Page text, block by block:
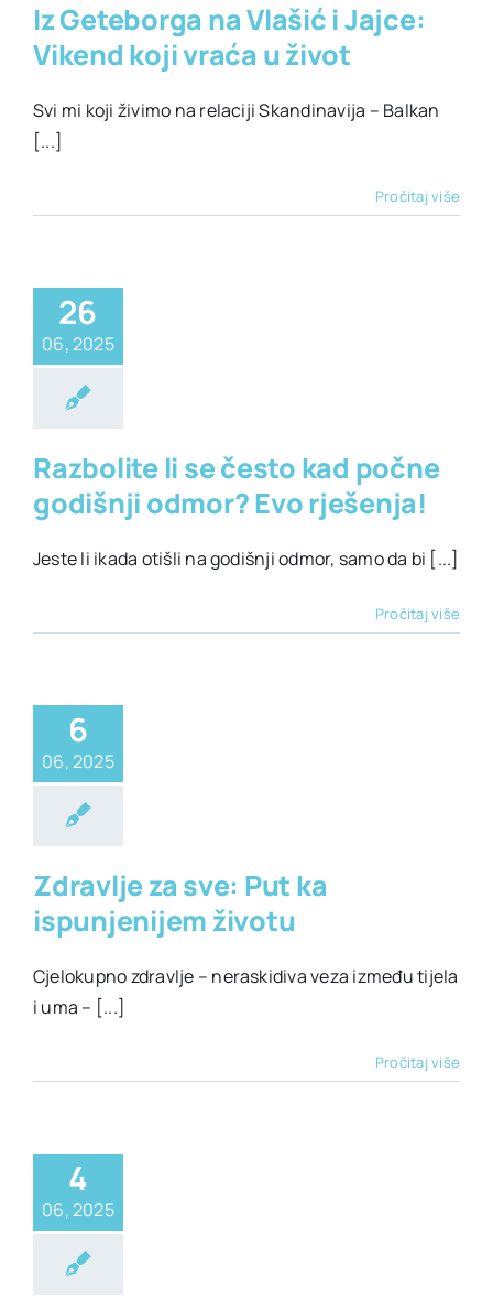
Iz Geteborga na Vlašić i Jajce:
Vikend koji vraća u život
Svi mi koji živimo na relaciji Skandinavija – Balkan
[...]
Pročitaj više
26
06, 2025
zdravlje
Životni stil
Razbolite li se često kad počne
godišnji odmor? Evo rješenja!
Jeste li ikada otišli na godišnji odmor, samo da bi [...]
Pročitaj više
6
06, 2025
zdravlje
Životni stil
Zdravlje za sve: Put ka
ispunjenijem životu
Cjelokupno zdravlje – neraskidiva veza između tijela
i uma – [...]
Pročitaj više
4
06, 2025
zdravlje
Životni stil